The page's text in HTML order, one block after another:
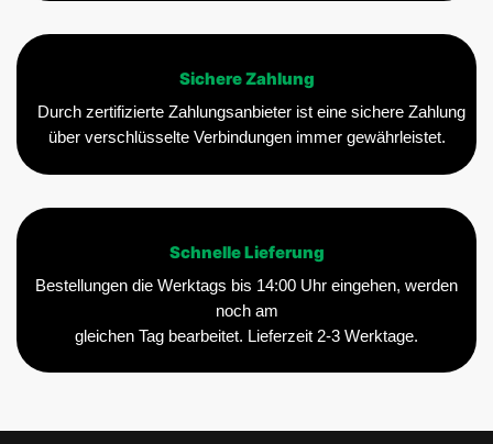
Sichere Zahlung
Durch zertifizierte Zahlungsanbieter ist eine sichere Zahlung
über verschlüsselte Verbindungen immer gewährleistet.
Schnelle Lieferung
Bestellungen die Werktags bis 14:00 Uhr eingehen, werden
noch am
gleichen Tag bearbeitet. Lieferzeit 2-3 Werktage.